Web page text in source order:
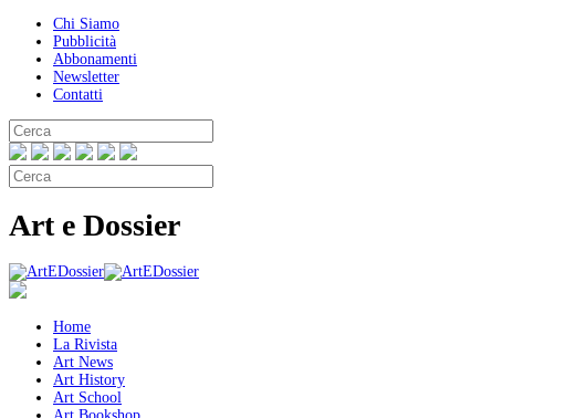
Chi Siamo
Pubblicità
Abbonamenti
Newsletter
Contatti
Art e Dossier
Home
La Rivista
Art News
Art History
Art School